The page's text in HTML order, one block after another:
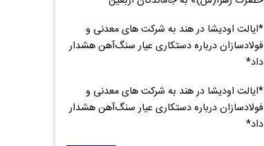
*ایالت اودیشا در هند به شرکت های معدنی و
فولادسازان درباره دستکاری عیار سنگ‌آهن هشدار
داد*
*ایالت اودیشا در هند به شرکت های معدنی و
فولادسازان درباره دستکاری عیار سنگ‌آهن هشدار
داد*